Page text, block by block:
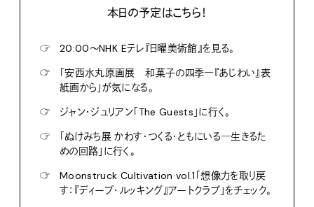
本日の予定はこちら！
☞
20:00〜NHK Eテレ『日曜美術館』を見る。
☞
「安西水丸原画展 和菓子の四季―『あじわい』表
紙画から」が気になる。
☞
ジャン・ジュリアン「The Guests」に行く。
☞
「ぬけみち展 かわす・つくる・ともにいる―生きるた
めの回路」に行く。
☞
Moonstruck Cultivation vol.1「想像力を取り戻
す：『ディープ・ルッキング』アートクラブ」をチェック。